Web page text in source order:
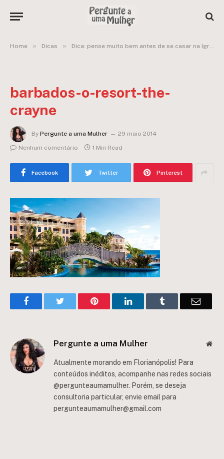
Home » Dicas » Dica: pense muito bem antes de se casar na Igreja
barbados-o-resort-the-
crayne
By Pergunte a uma Mulher
29 maio 2014
Nenhum comentário
1 Min Read
Facebook Twitter Pinterest
FacebookTwitter Pinterest LinkedInTumblr Email
Pergunte a uma Mulher
Atualmente morando em Florianópolis! Para
conteúdos inéditos, acompanhe nas redes sociais
@pergunteaumamulher. Porém, se deseja
consultoria particular, envie email para
pergunteaumamulher@gmail.com